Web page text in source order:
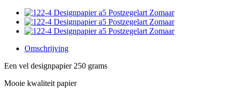
Omschrijving
Een vel designpapier 250 grams
Mooie kwaliteit papier